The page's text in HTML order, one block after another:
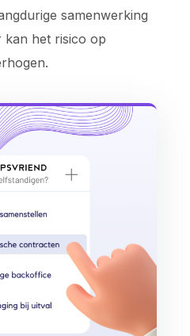
samenwerking
kan het risico op